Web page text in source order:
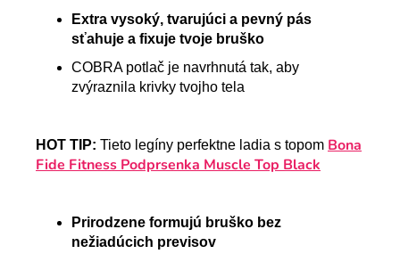
Extra vysoký, tvarujúci a pevný pás
sťahuje a fixuje tvoje bruško
COBRA potlač je navrhnutá tak, aby
zvýraznila krivky tvojho tela
HOT TIP: Tieto legíny perfektne ladia s topom Bona
Fide Fitness Podprsenka Muscle Top Black
Prirodzene formujú bruško bez
nežiadúcich previsov